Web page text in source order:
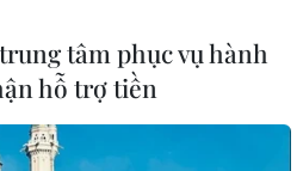
tế Italy vẫn duy trì đà tăng
tâm phục vụ hành
hỗ trợ tiền